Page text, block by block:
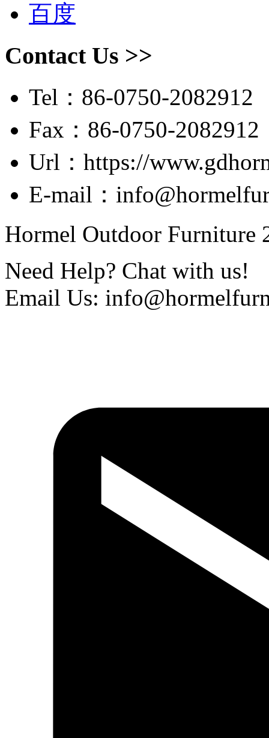
百度
Contact Us >>
Tel：86-0750-2082912
Fax：86-0750-2082912
Url：https://
E-mail：
Hormel Outdoor Furniture
Need Help? Chat with us!
Email Us: